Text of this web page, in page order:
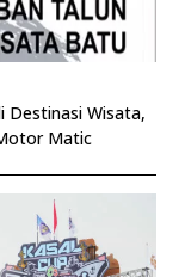
Destinasi Wisata,
Matic